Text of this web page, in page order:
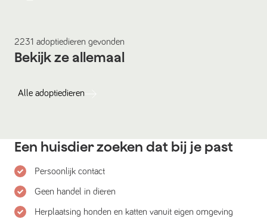
2231 adoptiedieren gevonden
Bekijk ze allemaal
Alle adoptiedieren
Een huisdier zoeken dat bij je past
Persoonlijk contact
Geen handel in dieren
Herplaatsing honden en katten vanuit eigen omgeving